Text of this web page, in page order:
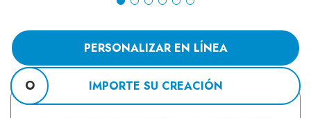
PERSONALIZAR EN LÍNEA
O IMPORTE SU CREACIÓN